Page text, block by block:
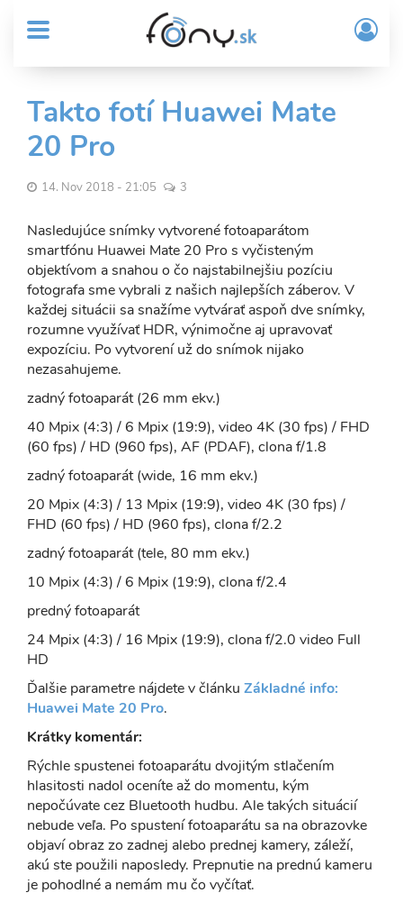
obsah
MENU
Sub
Header
menu
User
account
menu
/
Takto fotí Huawei Mate
20 Pro
14. Nov 2018 - 21:05 3
Nasledujúce snímky vytvorené fotoaparátom
smartfónu Huawei Mate 20 Pro s vyčisteným
objektívom a snahou o čo najstabilnejšiu pozíciu
fotografa sme vybrali z našich najlepších záberov. V
každej situácii sa snažíme vytvárať aspoň dve snímky,
rozumne využívať HDR, výnimočne aj upravovať
expozíciu. Po vytvorení už do snímok nijako
nezasahujeme.
zadný fotoaparát (26 mm ekv.)
40 Mpix (4:3) / 6 Mpix (19:9), video 4K (30 fps) / FHD
(60 fps) / HD (960 fps), AF (PDAF), clona f/1.8
zadný fotoaparát (wide, 16 mm ekv.)
20 Mpix (4:3) / 13 Mpix (19:9), video 4K (30 fps) /
FHD (60 fps) / HD (960 fps), clona f/2.2
zadný fotoaparát (tele, 80 mm ekv.)
10 Mpix (4:3) / 6 Mpix (19:9), clona f/2.4
predný fotoaparát
24 Mpix (4:3) / 16 Mpix (19:9), clona f/2.0 video Full
HD
Ďalšie parametre nájdete v článku Základné info:
Huawei Mate 20 Pro.
Krátky komentár:
Rýchle spustenei fotoaparátu dvojitým stlačením
hlasitosti nadol oceníte až do momentu, kým
nepočúvate cez Bluetooth hudbu. Ale takých situácií
nebude veľa. Po spustení fotoaparátu sa na obrazovke
objaví obraz zo zadnej alebo prednej kamery, záleží,
akú ste použili naposledy. Prepnutie na prednú kameru
je pohodlné a nemám mu čo vyčítať.